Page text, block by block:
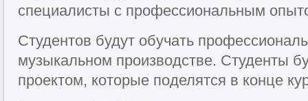
специалисты с профессиональным
Студентов будут обучать
музыкальном производстве. Студенты
проектом, которые поделятся в конце